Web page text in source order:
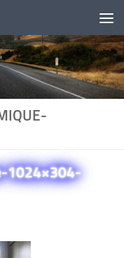
1024×304-